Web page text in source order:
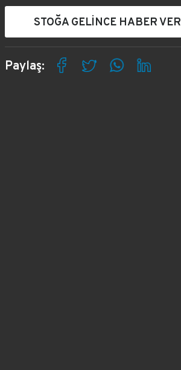
STOĞA GELİNCE HABER VER
Paylaş: